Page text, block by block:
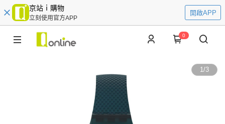
京站ｉ購物
立刻使用官方APP
開啟APP
0
1/3